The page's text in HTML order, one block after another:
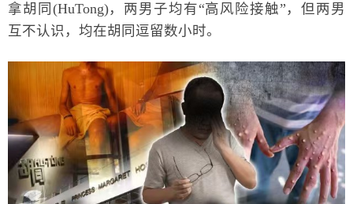
拿胡同(HuTong)，两男子均有“高风险接触”，但两男
互不认识，均在胡同逗留数小时。